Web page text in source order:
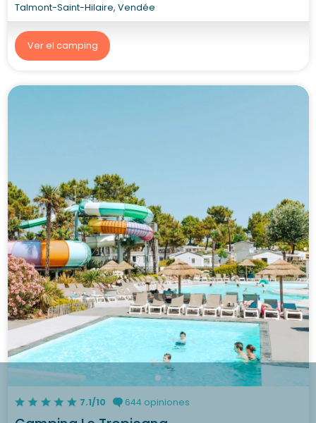
Talmont-Saint-Hilaire, Vendée
Ver el camping
7.1/10 644 opiniones